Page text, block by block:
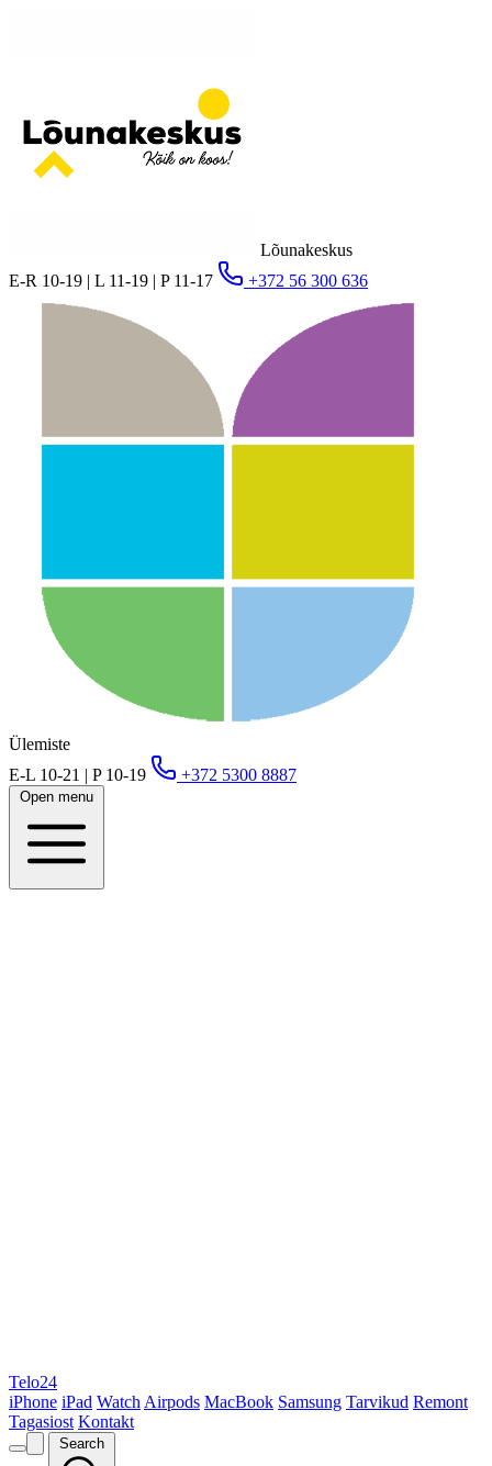
Lõunakeskus
E-R 10-19 | L 11-19 | P 11-17
+372 56 300 636
Ülemiste
E-L 10-21 | P 10-19
+372 5300 8887
Open menu
Telo24
iPhone iPad Watch Airpods MacBook Samsung Tarvikud Remont
Tagasiost Kontakt
Search